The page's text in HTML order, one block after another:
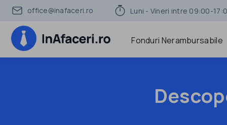
office@inafaceri.ro Luni - Vineri intre 09:00-
Fonduri Nerambursabile